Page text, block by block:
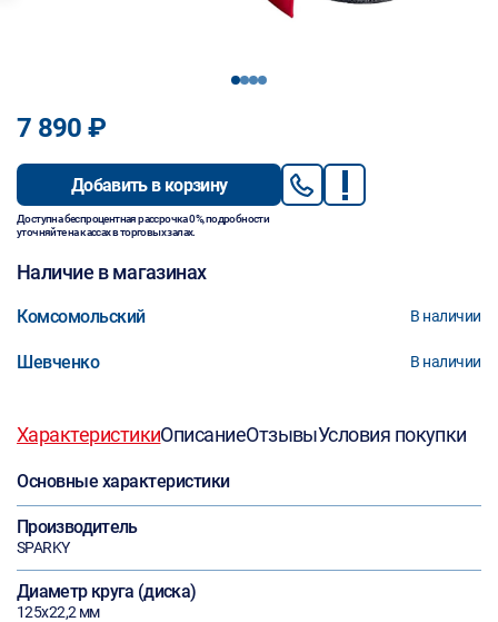
1234
7 890 ₽
Добавить в корзину
Доступна беспроцентная рассрочка 0%, подробности
уточняйте на кассах в торговых залах.
Наличие в магазинах
Комсомольский В наличии
Шевченко В наличии
ХарактеристикиОписаниеОтзывыУсловия покупки
Основные характеристики
Производитель
SPARKY
Диаметр круга (диска)
125х22,2 мм